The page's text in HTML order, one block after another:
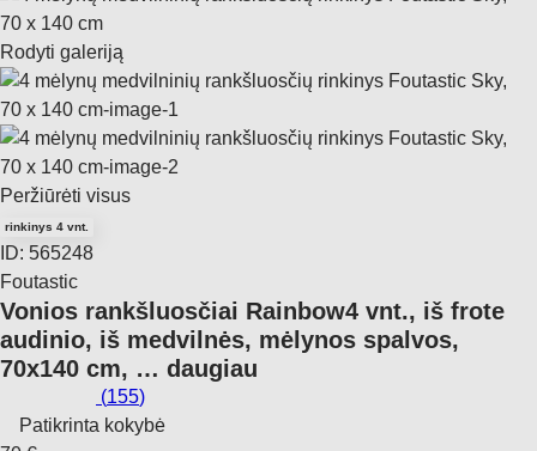
Rodyti galeriją
Peržiūrėti visus
rinkinys 4 vnt.
ID: 565248
Foutastic
Vonios rankšluosčiai Rainbow4 vnt., iš frote
audinio, iš medvilnės, mėlynos spalvos,
70x140 cm, … daugiau
(155)
Patikrinta kokybė